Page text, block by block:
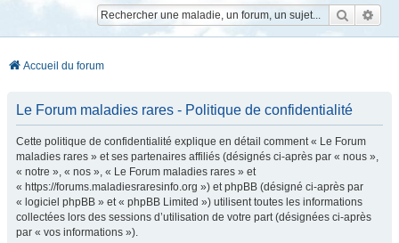
Accueil du forum
Le Forum maladies rares - Politique de confidentialité
Cette politique de confidentialité explique en détail comment « Le Forum
maladies rares » et ses partenaires affiliés (désignés ci-après par « nous »,
« notre », « nos », « Le Forum maladies rares » et
« https://forums.maladiesraresinfo.org ») et phpBB (désigné ci-après par
« logiciel phpBB » et « phpBB Limited ») utilisent toutes les informations
collectées lors des sessions d’utilisation de votre part (désignées ci-après
par « vos informations »).